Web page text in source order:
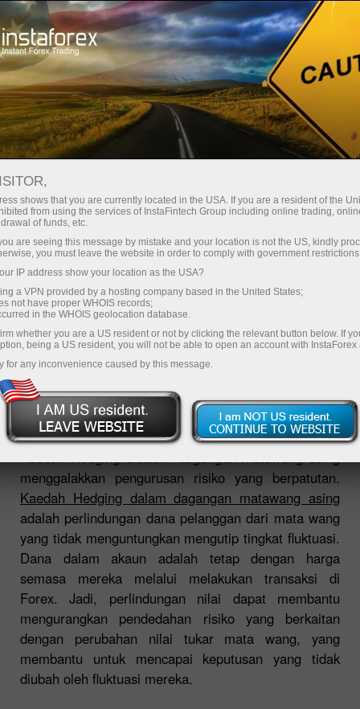
Untuk Pedagang Baru
Maklumat Berguna
KAEDAH HEDGING DALAM
DAGANGAN MATAWANG
ASING
Buka akaun perdagangan
Kaedah Hedging didalam dagangan matawang asing
menggalakkan pengurusan risiko yang berpatutan.
Kaedah Hedging dalam dagangan matawang asing
adalah perlindungan dana pelanggan dari mata wang
yang tidak menguntungkan mengutip tingkat fluktuasi.
Dana dalam akaun adalah tetap dengan harga
semasa mereka melalui melakukan transaksi di
Forex. Jadi, perlindungan nilai dapat membantu
mengurangkan pendedahan risiko yang berkaitan
dengan perubahan nilai tukar mata wang, yang
membantu untuk mencapai keputusan yang tidak
diubah oleh fluktuasi mereka.
shows that you are currently located in the USA. If you are a resident of the
from using the services of InstaFintech Group including online trading,
of funds, etc.
are seeing this message by mistake and your location is not the US, kindly
you must leave the website in order to comply with government
IP address show your location as the USA?
a VPN provided by a hosting company based in the United States;
not have proper WHOIS records;
in the WHOIS geolocation database.
whether you are a US resident or not by clicking the relevant button below. If
being a US resident, you will not be able to open an account with InstaForex
for any inconvenience caused by this message.